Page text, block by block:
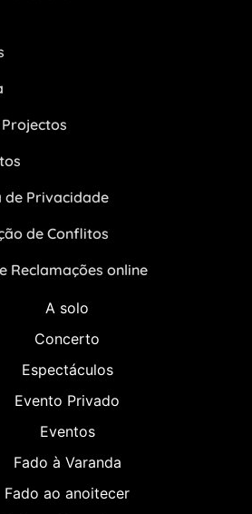
de Privacidade
de Conflitos
Reclamações online
A solo
Concerto
Espectáculos
Evento Privado
Eventos
Fado à Varanda
Fado ao anoitecer